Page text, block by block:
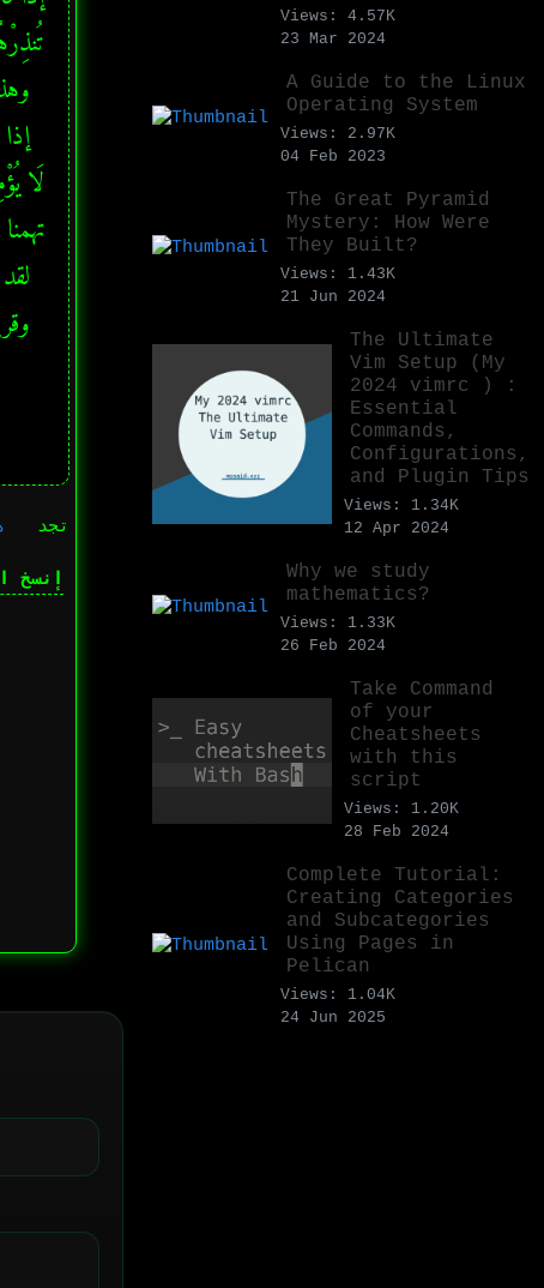
تجد
إنسخ
Views: 4.57K
23 Mar 2024
A Guide to the Linux
Operating System
Views: 2.97K
04 Feb 2023
The Great Pyramid
Mystery: How Were
They Built?
Views: 1.43K
21 Jun 2024
The Ultimate
Vim Setup (My
2024 vimrc ) :
Essential
Commands,
Configurations,
and Plugin Tips
Views: 1.34K
12 Apr 2024
Why we study
mathematics?
Views: 1.33K
26 Feb 2024
Take Command
of your
Cheatsheets
with this
script
Views: 1.20K
28 Feb 2024
Complete Tutorial:
Creating Categories
and Subcategories
Using Pages in
Pelican
Views: 1.04K
24 Jun 2025